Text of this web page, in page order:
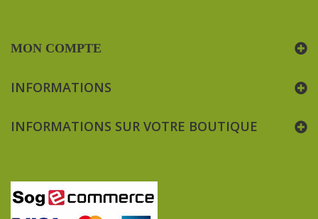
MON COMPTE
INFORMATIONS
INFORMATIONS SUR VOTRE BOUTIQUE